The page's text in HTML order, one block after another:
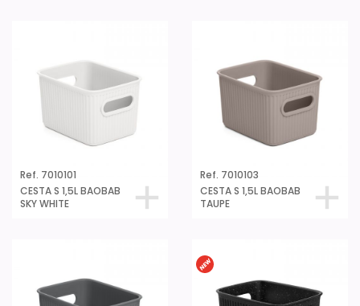
Ref. 7010101
CESTA S 1,5L BAOBAB
SKY WHITE
Ref. 7010103
CESTA S 1,5L BAOBAB
TAUPE